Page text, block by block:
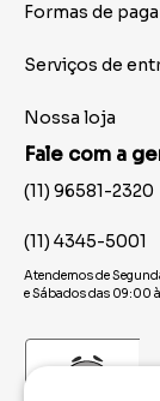
Formas de
Serviços de
Nossa loja
Fale com a
(11) 96581-2320
(11) 4345-5001
Atendemos de
e Sábados das 09:00